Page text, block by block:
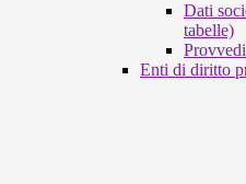
Dati
tabelle)
Enti di diritto